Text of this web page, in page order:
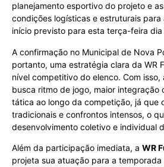
planejamento esportivo do projeto e
condições logísticas e estruturais
início previsto para esta terça-feira dia
A confirmação no Municipal de Nova
portanto, uma estratégia clara da WR
nível competitivo do elenco. Com isso,
busca ritmo de jogo, maior integração
tática ao longo da competição, já que
tradicionais e confrontos intensos, o
desenvolvimento coletivo e individual
Além da participação imediata, a WR
projeta sua atuação para a